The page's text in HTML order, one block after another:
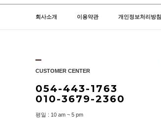
회사소개 이용약관 개인정보처리방침
CUSTOMER CENTER
054-443-1763
010-3679-2360
평일 : 10 am ~ 5 pm